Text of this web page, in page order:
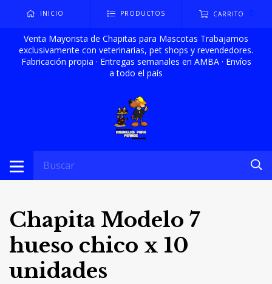
INICIO PRODUCTOS CARRITO
Venta Mayorista de Chapitas para Mascotas Trabajamos
exclusivamente con veterinarias, pet shops y revendedores.
Fabricación propia · Entregas semanales en AMBA · Envíos
a todo el país
Chapita Modelo 7
hueso chico x 10
unidades